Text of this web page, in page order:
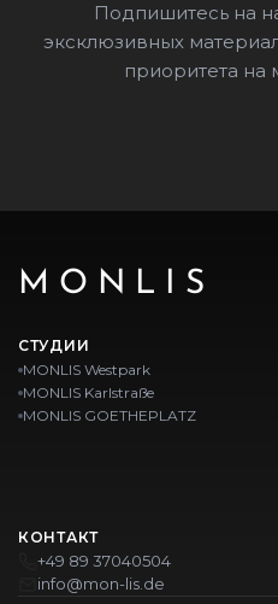
Подпишитесь на
эксклюзивных
приоритета на
MONLIS
СТУДИИ
MONLIS Westpark
MONLIS Karlstraße
MONLIS GOETHEPLATZ
КОНТАКТ
+49 89 37040504
info@mon-lis.de